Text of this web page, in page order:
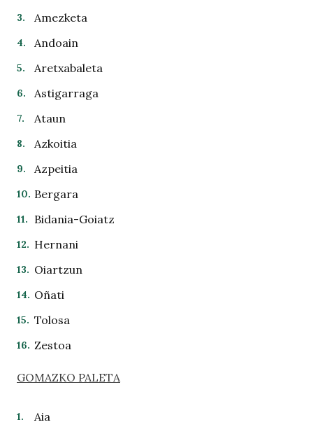
Amezketa
Andoain
Aretxabaleta
Astigarraga
Ataun
Azkoitia
Azpeitia
Bergara
Bidania-Goiatz
Hernani
Oiartzun
Oñati
Tolosa
Zestoa
GOMAZKO PALETA
Aia